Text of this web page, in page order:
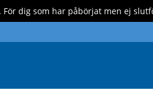
dig som har påbörjat men ej